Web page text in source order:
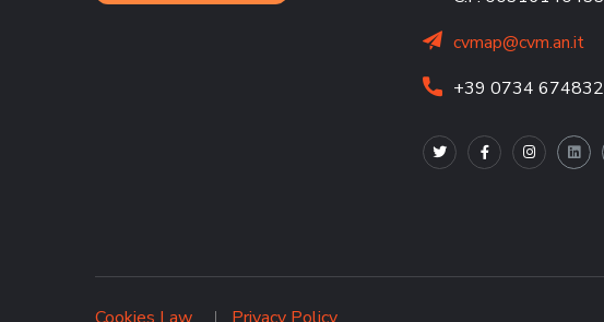
cvmap@cvm.an.it
+39 0734 674832